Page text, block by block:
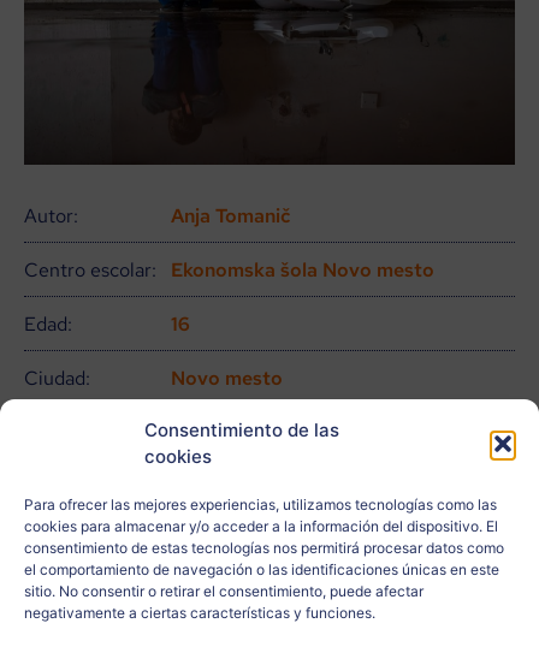
Consentimiento de las
cookies
Para ofrecer las mejores experiencias, utilizamos tecnologías como las
cookies para almacenar y/o acceder a la información del dispositivo. El
consentimiento de estas tecnologías nos permitirá procesar datos como
el comportamiento de navegación o las identificaciones únicas en este
sitio. No consentir o retirar el consentimiento, puede afectar
negativamente a ciertas características y funciones.
Autor: Anja Tomanič
Centro escolar: Ekonomska šola Novo mesto
Edad: 16
Ciudad: Novo mesto
slovenija
con:
Docente: Anja Plut